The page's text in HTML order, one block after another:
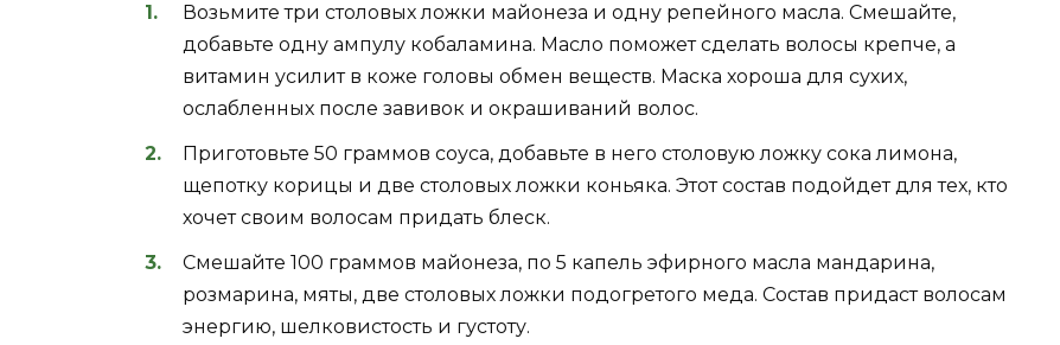
Возьмите три столовых ложки майонеза и одну репейного масла. Смешайте,
добавьте одну ампулу кобаламина. Масло поможет сделать волосы крепче, а
витамин усилит в коже головы обмен веществ. Маска хороша для сухих,
ослабленных после завивок и окрашиваний волос.
Приготовьте 50 граммов соуса, добавьте в него столовую ложку сока лимона,
щепотку корицы и две столовых ложки коньяка. Этот состав подойдет для тех, кто
хочет своим волосам придать блеск.
Смешайте 100 граммов майонеза, по 5 капель эфирного масла мандарина,
розмарина, мяты, две столовых ложки подогретого меда. Состав придаст волосам
энергию, шелковистость и густоту.